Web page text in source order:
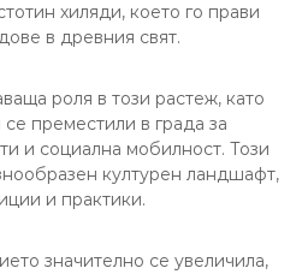
хиляди, което го прави
в древния свят.
роля в този растеж, като
преместили в града за
и социална мобилност. Този
културен ландшафт,
и практики.
значително се увеличила,